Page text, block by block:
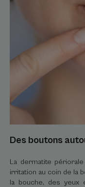
Des boutons
La dermatite
irritation au coin de la
la bouche, des yeux